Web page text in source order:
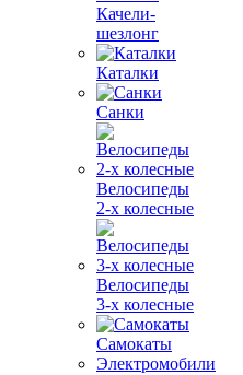
Качели-
шезлонг
Каталки
Санки
Велосипеды
2-х колесные
Велосипеды
3-х колесные
Самокаты
Электромобили